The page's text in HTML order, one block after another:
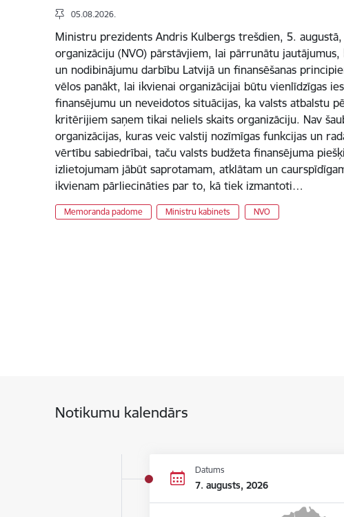
05.08.2026.
Ministru prezidents Andris Kulbergs trešdien, 5.
organizāciju (NVO) pārstāvjiem, lai pārrunātu
un nodibinājumu darbību Latvijā un finansēšanas
vēlos panākt, lai ikvienai organizācijai būtu vienlīdzīgas
finansējumu un neveidotos situācijas, ka valsts atbalstu
kritērijiem saņem tikai neliels skaits organizāciju. Nav
organizācijas, kuras veic valstij nozīmīgas funkcijas un
vērtību sabiedrībai, taču valsts budžeta finansējuma
izlietojumam jābūt saprotamam, atklātam un
ikvienam pārliecināties par to, kā tiek izmantoti…
Memoranda padome Ministru kabinets NVO
Notikumu kalendārs
Datums
7. augusts, 2026